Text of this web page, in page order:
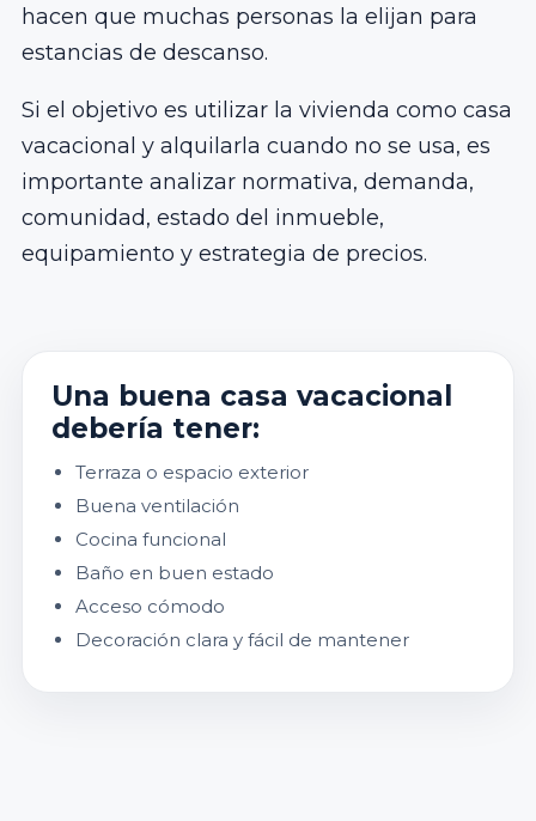
hacen que muchas personas la elijan para
estancias de descanso.
Si el objetivo es utilizar la vivienda como casa
vacacional y alquilarla cuando no se usa, es
importante analizar normativa, demanda,
comunidad, estado del inmueble,
equipamiento y estrategia de precios.
Una buena casa vacacional
debería tener:
Terraza o espacio exterior
Buena ventilación
Cocina funcional
Baño en buen estado
Acceso cómodo
Decoración clara y fácil de mantener